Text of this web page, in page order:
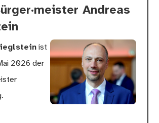
Andreas
ist
2026 der